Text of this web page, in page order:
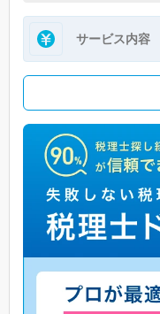
サービス内容